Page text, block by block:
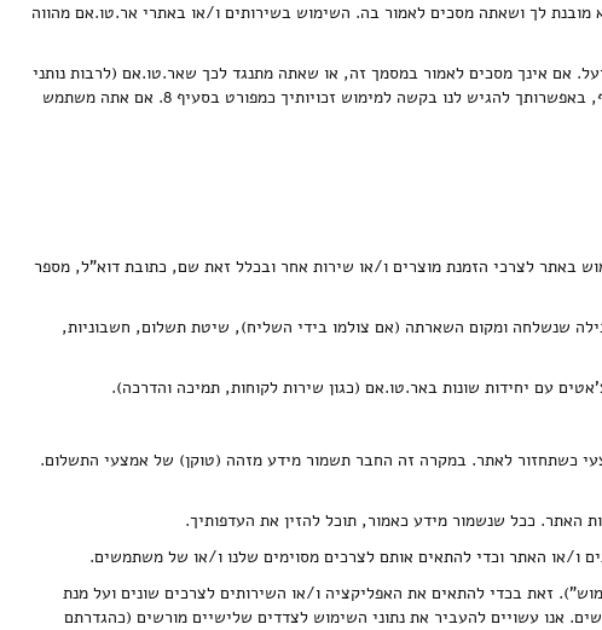
לך ושאתה מסכים לאמור בה. השימוש בשירותים ו/או באתרי אר.טו.אם מהווה
אם אינך מסכים לאמור במסמך זה, או שאתה מתנגד לכך שאר.טו.אם (לרבות נותני
השירות מטעמה, כמפורט בסעיף 4( תעבד מידע הנוגע אליך, אנא הימנע משימוש בשירותים, לרבות גלישה באתרי אר.טו.אם, או כל שימוש אחר. בנוסף, באפשרותך להגיש לנו בקשה למימוש זכויותיך כמפורט בסעיף 8. אם אתה משתמש
באתר לצרכי הזמנת מוצרים ו/או שירות אחר ובכלל זאת שם, כתובת דוא"ל, מספר
שנשלחה ומקום השארתה (אם צולמו בידי השליח), שיטת תשלום, חשבוניות,
עם יחידות שונות באר.טו.אם (כגון שירות לקוחות, תמיכה והדרכה).
כשתחזור לאתר. במקרה זה החבר תשמור מידע מזהה (טוקן) של אמצעי התשלום.
האתר. ככל שנשמור מידע כאמור, תוכל להזין את העדפותיך.
ו/או האתר וכדי להתאים אותם לצרכים מסוימים שלנו ו/או של משתמשים.
זאת בכדי להתאים את האפליקציה ו/או השירותים לצרכים שונים ועל מנת
אנו עשויים להעביר את נתוני השימוש לצדדים שלישיים מורשים (כהגדרתם